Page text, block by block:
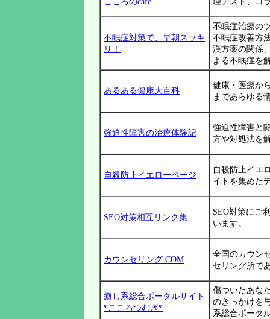
不眠症対策で、早朝スッキ
リ！
不眠症治療の
不眠症改善方
漢方薬の関係
よる不眠症を
あるある健康大百科
健康・医療か
まであらゆる
強迫性障害の治療体験記
強迫性障害と
方や対処法を
自殺防止イエローページ
自殺防止イエ
イトを集めた
SEO対策相互リンク集
SEO対策にご
います。
カウンセリング.COM
全国のカウン
セリング所で
癒し系総合ポータルサイト
*こころつむぎ*
傷ついたあな
のきっかけを
系総合ポータ